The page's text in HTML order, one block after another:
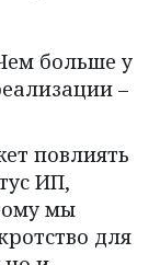
больше у
–
повлиять
ИП,
мы
для